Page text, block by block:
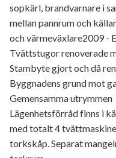
sopkärl, brandvarnare i
mellan pannrum och
och värmeväxlare2009 -
Tvättstugor renoverade
Stambyte gjort och då
Byggnadens grund mot
Gemensamma utrymmen
Lägenhetsförråd finns i
med totalt 4
torkskåp. Separat